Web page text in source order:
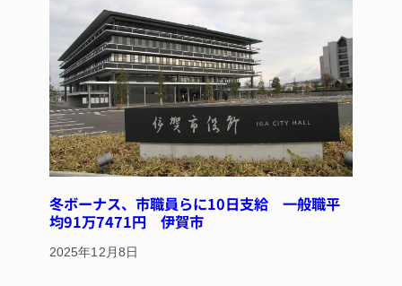
冬ボーナス、市職員らに10日支給 一般職平
均91万7471円 伊賀市
2025年12月8日